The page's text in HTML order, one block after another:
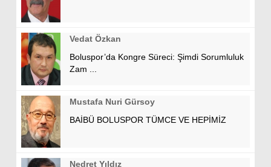
Vedat Özkan
Boluspor’da Kongre Süreci: Şimdi Sorumluluk
Zam ...
Mustafa Nuri Gürsoy
BAİBÜ BOLUSPOR TÜMCE VE HEPİMİZ
Nedret Yıldız